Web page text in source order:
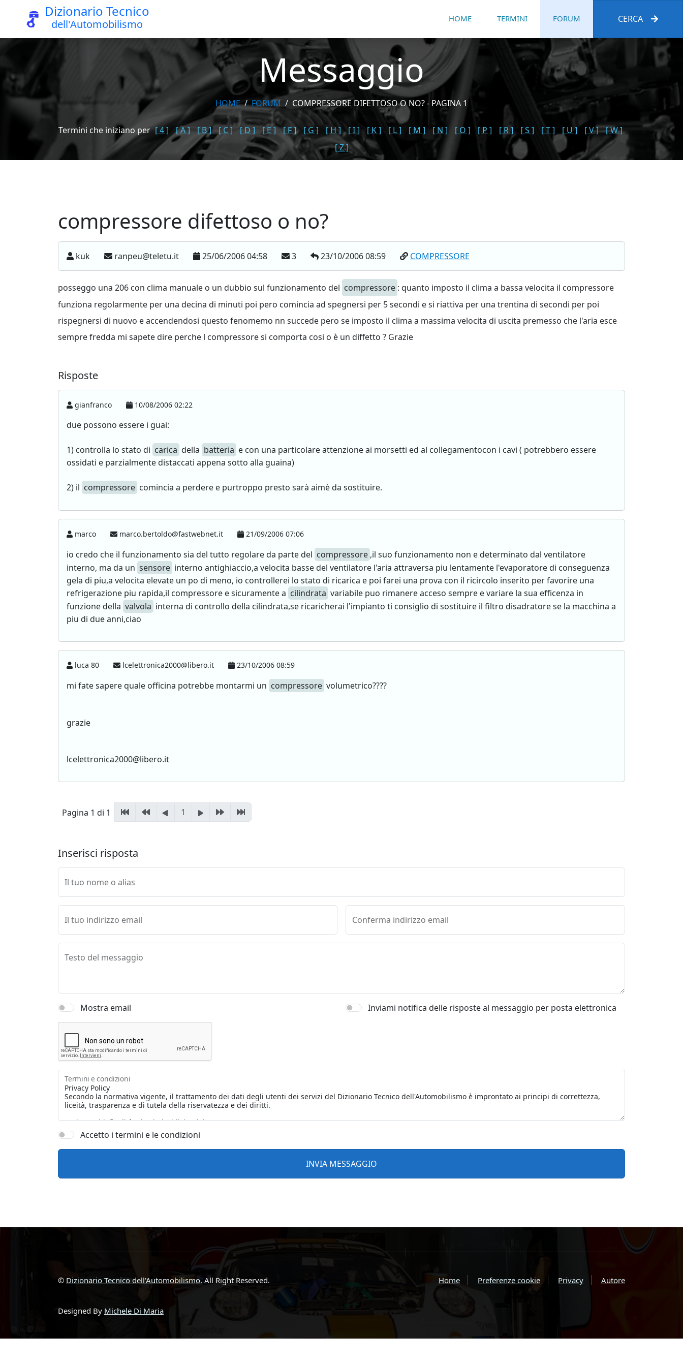
Dizionario Tecnico
dell'Automobilismo HOME TERMINI FORUM CERCA
Messaggio
HOME FORUM COMPRESSORE DIFETTOSO O NO? - PAGINA 1
Termini che iniziano per [ 4 ] [ A ] [ B ] [ C ] [ D ] [ E ] [ F ] [ G ] [ H ] [ I ] [ K ] [ L ] [ M ] [ N ] [ O ] [ P ] [ R ] [ S ] [ T ] [ U ] [ V ]
[ W ]
[ Z ]
compressore difettoso o no?
kuk ranpeu@teletu.it 25/06/2006 04:58 3 23/10/2006 08:59 COMPRESSORE
posseggo una 206 con clima manuale o un dubbio sul funzionamento del compressore : quanto imposto il clima a bassa velocita il compressore
funziona regolarmente per una decina di minuti poi pero comincia ad spegnersi per 5 secondi e si riattiva per una trentina di secondi per poi
rispegnersi di nuovo e accendendosi questo fenomemo nn succede pero se imposto il clima a massima velocita di uscita premesso che l'aria esce
sempre fredda mi sapete dire perche l compressore si comporta cosi o è un diffetto ? Grazie
Risposte
gianfranco 10/08/2006 02:22
due possono essere i guai:
1) controlla lo stato di carica della batteria e con una particolare attenzione ai morsetti ed al collegamentocon i cavi ( potrebbero essere
ossidati e parzialmente distaccati appena sotto alla guaina)
2) il compressore comincia a perdere e purtroppo presto sarà aimè da sostituire.
marco marco.bertoldo@fastwebnet.it 21/09/2006 07:06
io credo che il funzionamento sia del tutto regolare da parte del compressore ,il suo funzionamento non e determinato dal ventilatore
interno, ma da un sensore interno antighiaccio,a velocita basse del ventilatore l'aria attraversa piu lentamente l'evaporatore di conseguenza
gela di piu,a velocita elevate un po di meno, io controllerei lo stato di ricarica e poi farei una prova con il ricircolo inserito per favorire una
refrigerazione piu rapida,il compressore e sicuramente a cilindrata variabile puo rimanere acceso sempre e variare la sua efficenza in
funzione della valvola interna di controllo della cilindrata,se ricaricherai l'impianto ti consiglio di sostituire il filtro disadratore se la macchina a
piu di due anni,ciao
luca 80 lcelettronica2000@libero.it 23/10/2006 08:59
mi fate sapere quale officina potrebbe montarmi un compressore volumetrico????
grazie
lcelettronica2000@libero.it
Pagina 1 di 1 1
Inserisci risposta
Il tuo nome o alias
Il tuo indirizzo email Conferma indirizzo email
Testo del messaggio
Mostra email Inviami notifica delle risposte al messaggio per posta elettronica
Termini e condizioni
Accetto i termini e le condizioni
© Dizionario Tecnico dell'Automobilismo, All Right Reserved.
Designed By Michele Di Maria
Home Preferenze cookie Privacy Autore